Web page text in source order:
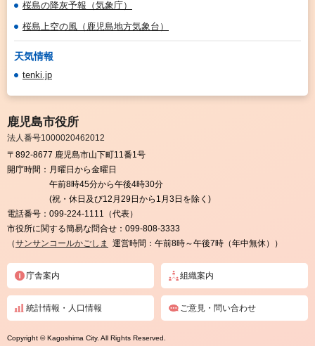
桜島の降灰予報（気象庁）
桜島上空の風（鹿児島地方気象台）
天気情報
tenki.jp
鹿児島市役所
法人番号1000020462012
〒892-8677 鹿児島市山下町11番1号
開庁時間： 月曜日から金曜日
午前8時45分から午後4時30分
(祝・休日及び12月29日から1月3日を除く)
電話番号： 099-224-1111（代表）
市役所に関する簡易な問合せ： 099-808-3333
（サンサンコールかごしま 運営時間：午前8時～午後7時（年中無休））
庁舎案内 組織案内
統計情報・人口情報 ご意見・問い合わせ
Copyright © Kagoshima City. All Rights Reserved.